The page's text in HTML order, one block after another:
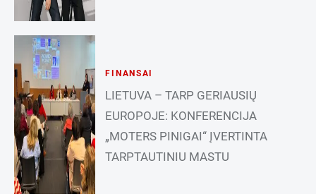
FINANSAI
LIETUVA – TARP GERIAUSIŲ
EUROPOJE: KONFERENCIJA
„MOTERS PINIGAI“ ĮVERTINTA
TARPTAUTINIU MASTU